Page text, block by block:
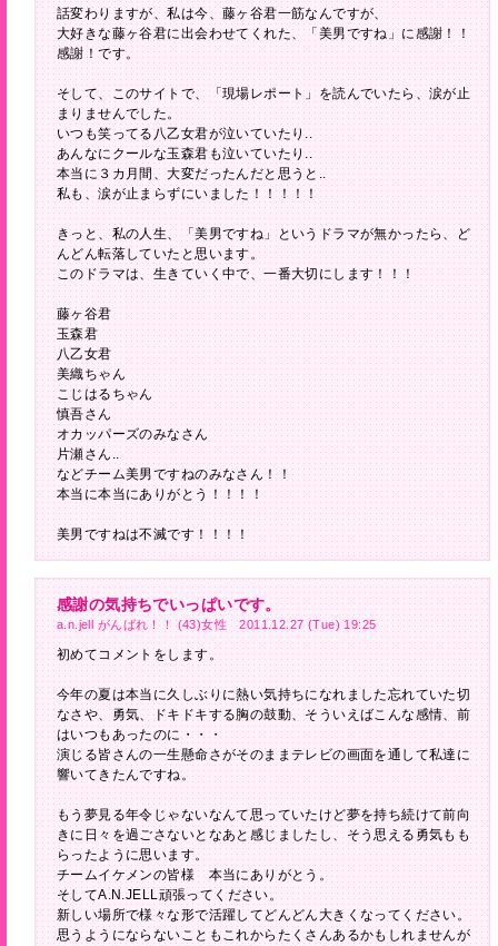
話変わりますが、私は今、藤ヶ谷君一筋なんですが、
大好きな藤ヶ谷君に出会わせてくれた、「美男ですね」に感謝！！
感謝！です。
そして、このサイトで、「現場レポート」を読んでいたら、涙が止
まりませんでした。
いつも笑ってる八乙女君が泣いていたり..
あんなにクールな玉森君も泣いていたり..
本当に３カ月間、大変だったんだと思うと..
私も、涙が止まらずにいました！！！！！
きっと、私の人生、「美男ですね」というドラマが無かったら、ど
んどん転落していたと思います。
このドラマは、生きていく中で、一番大切にします！！！
藤ヶ谷君
玉森君
八乙女君
美織ちゃん
こじはるちゃん
慎吾さん
オカッパーズのみなさん
片瀬さん..
などチーム美男ですねのみなさん！！
本当に本当にありがとう！！！！
美男ですねは不滅です！！！！
感謝の気持ちでいっぱいです。
a.n.jell がんばれ！！ (43)女性 2011.12.27 (Tue) 19:25
初めてコメントをします。
今年の夏は本当に久しぶりに熱い気持ちになれました忘れていた切
なさや、勇気、ドキドキする胸の鼓動、そういえばこんな感情、前
はいつもあったのに・・・
演じる皆さんの一生懸命さがそのままテレビの画面を通して私達に
響いてきたんですね。
もう夢見る年令じゃないなんて思っていたけど夢を持ち続けて前向
きに日々を過ごさないとなあと感じましたし、そう思える勇気もも
らったように思います。
チームイケメンの皆様 本当にありがとう。
そしてA.N.JELL頑張ってください。
新しい場所で様々な形で活躍してどんどん大きくなってください。
思うようにならないこともこれからたくさんあるかもしれませんが